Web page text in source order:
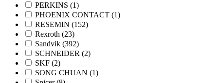
PERKINS (1)
PHOENIX CONTACT (1)
RESEMIN (152)
Rexroth (23)
Sandvik (392)
SCHNEIDER (2)
SKF (2)
SONG CHUAN (1)